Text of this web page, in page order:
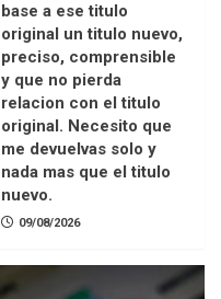
base a ese titulo
original un titulo nuevo,
preciso, comprensible
y que no pierda
relacion con el titulo
original. Necesito que
me devuelvas solo y
nada mas que el titulo
nuevo.
09/08/2026